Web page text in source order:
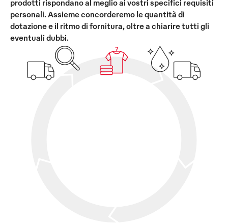
prodotti rispondano al meglio ai vostri specifici requisiti
personali. Assieme concorderemo le quantità di
dotazione e il ritmo di fornitura, oltre a chiarire tutti gli
eventuali dubbi.